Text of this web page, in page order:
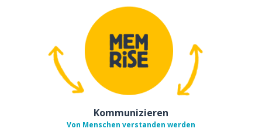
Kommunizieren
Von Menschen verstanden werden